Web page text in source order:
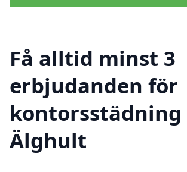
Få alltid minst 3
erbjudanden för
kontorsstädning
Älghult